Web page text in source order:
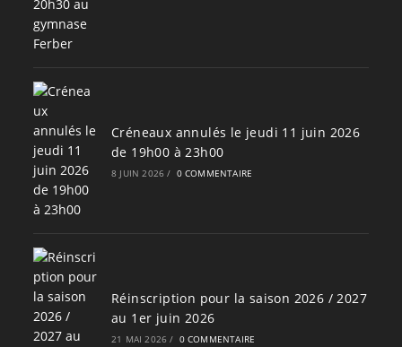
Créneaux annulés le jeudi 11 juin 2026
de 19h00 à 23h00
8 JUIN 2026 / 0 COMMENTAIRE
Réinscription pour la saison 2026 / 2027
au 1er juin 2026
21 MAI 2026 / 0 COMMENTAIRE